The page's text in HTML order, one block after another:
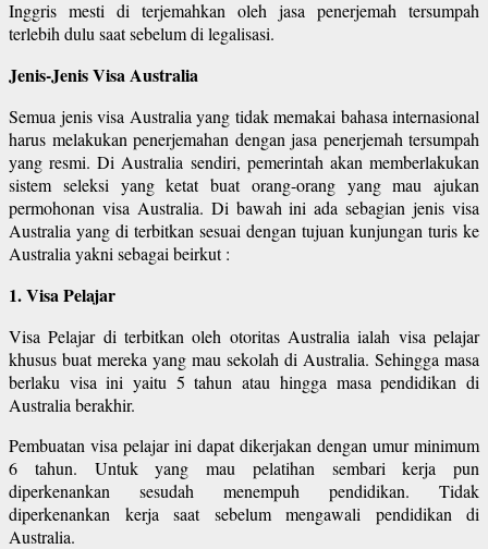
Inggris mesti di terjemahkan oleh jasa penerjemah tersumpah
terlebih dulu saat sebelum di legalisasi.
Jenis-Jenis Visa Australia
Semua jenis visa Australia yang tidak memakai bahasa internasional
harus melakukan penerjemahan dengan jasa penerjemah tersumpah
yang resmi. Di Australia sendiri, pemerintah akan memberlakukan
sistem seleksi yang ketat buat orang-orang yang mau ajukan
permohonan visa Australia. Di bawah ini ada sebagian jenis visa
Australia yang di terbitkan sesuai dengan tujuan kunjungan turis ke
Australia yakni sebagai beirkut :
1. Visa Pelajar
Visa Pelajar di terbitkan oleh otoritas Australia ialah visa pelajar
khusus buat mereka yang mau sekolah di Australia. Sehingga masa
berlaku visa ini yaitu 5 tahun atau hingga masa pendidikan di
Australia berakhir.
Pembuatan visa pelajar ini dapat dikerjakan dengan umur minimum
6 tahun. Untuk yang mau pelatihan sembari kerja pun
diperkenankan sesudah menempuh pendidikan. Tidak
diperkenankan kerja saat sebelum mengawali pendidikan di
Australia.